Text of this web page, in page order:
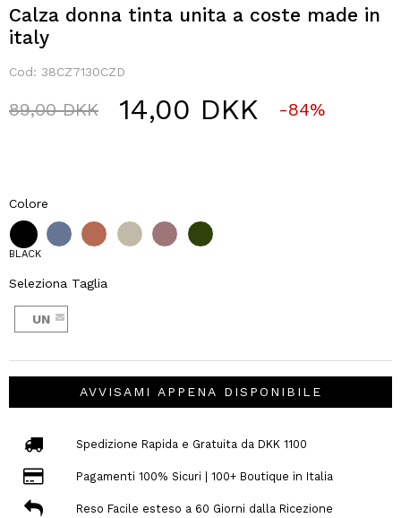
Calza donna tinta unita a coste made in
italy
Cod: 38CZ7130CZD
Price reduced from
89,00 DKKto 14,00 DKK -84%
Colore
BLACK
Seleziona Taglia
UN
AVVISAMI APPENA DISPONIBILE
Spedizione Rapida e Gratuita da DKK 1100
Pagamenti 100% Sicuri | 100+ Boutique in Italia
Reso Facile esteso a 60 Giorni dalla Ricezione